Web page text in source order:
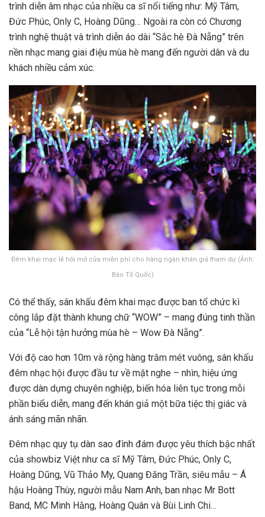
trình diễn âm nhạc của nhiều ca sĩ nổi tiếng như: Mỹ Tâm,
Đức Phúc, Only C, Hoàng Dũng… Ngoài ra còn có Chương
trình nghệ thuật và trình diễn áo dài “Sắc hè Đà Nẵng” trên
nền nhạc mang giai điệu mùa hè mang đến người dân và du
khách nhiều cảm xúc.
Đêm khai mạc lễ hội mở cửa miễn phí cho hàng ngàn khán giả tham dự (Ảnh:
Báo Tổ Quốc)
Có thể thấy, sân khấu đêm khai mạc được ban tổ chức kì
công lắp đặt thành khung chữ “WOW” – mang đúng tinh thần
của “Lễ hội tận hưởng mùa hè – Wow Đà Nẵng”.
Với độ cao hơn 10m và rộng hàng trăm mét vuông, sân khấu
đêm nhạc hội được đầu tư về mặt nghe – nhìn, hiệu ứng
được dàn dựng chuyên nghiệp, biến hóa liên tục trong mỗi
phần biểu diễn, mang đến khán giả một bữa tiệc thị giác và
ánh sáng mãn nhãn.
Đêm nhạc quy tụ dàn sao đình đám được yêu thích bậc nhất
của showbiz Việt như ca sĩ Mỹ Tâm, Đức Phúc, Only C,
Hoàng Dũng, Vũ Thảo My, Quang Đăng Trần, siêu mẫu – Á
hậu Hoàng Thùy, người mẫu Nam Anh, ban nhạc Mr Bott
Band, MC Minh Hằng, Hoàng Quân và Bùi Linh Chi…